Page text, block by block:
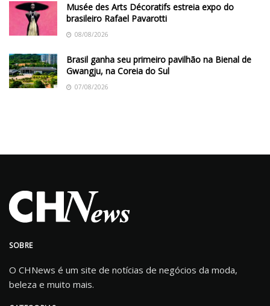
Musée des Arts Décoratifs estreia expo do
brasileiro Rafael Pavarotti
08/08/2026
Brasil ganha seu primeiro pavilhão na Bienal de
Gwangju, na Coreia do Sul
07/08/2026
SOBRE
O CHNews é um site de notícias de negócios da moda,
beleza e muito mais.